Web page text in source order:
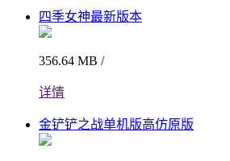
四季女神最新版本
356.64 MB /
详情
金铲铲之战单机版高仿原版